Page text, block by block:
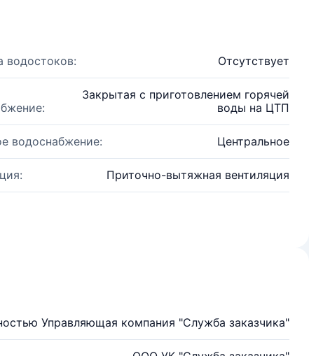
водостоков: Отсутствует
Закрытая с приготовлением горячей
воды на ЦТП
водоснабжение: Центральное
Приточно-вытяжная вентиляция
Управляющая компания "Служба заказчика"